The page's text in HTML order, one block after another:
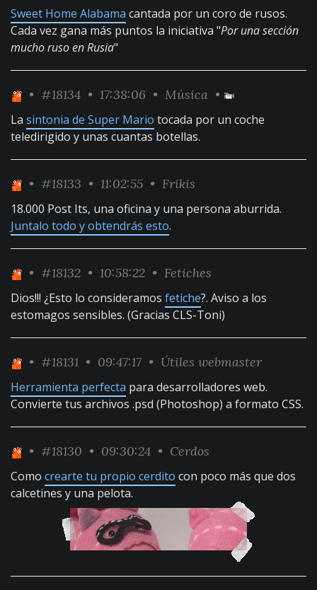
Sweet Home Alabama cantada por un coro de rusos.
Cada vez gana más puntos la iniciativa "Por una sección
mucho ruso en Rusia"
• #18134 • 17:38:06 • Música •
La sintonia de Super Mario tocada por un coche
teledirigido y unas cuantas botellas.
• #18133 • 11:02:55 • Frikis
18.000 Post Its, una oficina y una persona aburrida.
Juntalo todo y obtendrás esto.
• #18132 • 10:58:22 • Fetiches
Dios!!! ¿Esto lo consideramos fetiche?. Aviso a los
estomagos sensibles. (Gracias CLS-Toni)
• #18131 • 09:47:17 • Útiles webmaster
Herramienta perfecta para desarrolladores web.
Convierte tus archivos .psd (Photoshop) a formato CSS.
• #18130 • 09:30:24 • Cerdos
Como crearte tu propio cerdito con poco más que dos
calcetines y una pelota.